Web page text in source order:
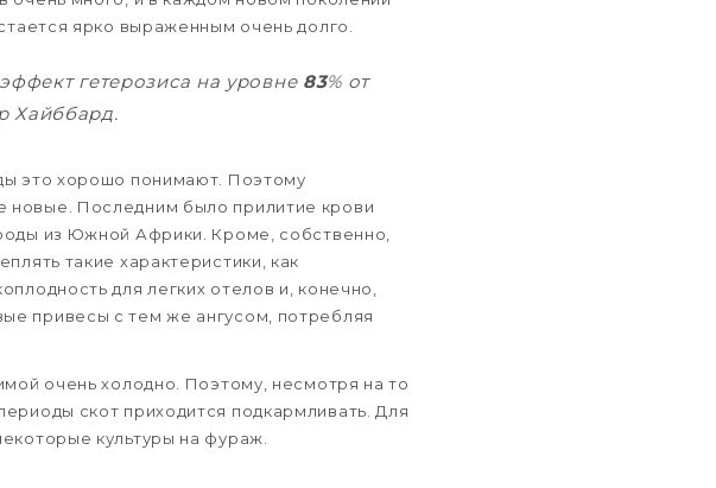
ярко выраженным очень долго.
гетерозиса на уровне 83% от
Хайббард.
это хорошо понимают. Поэтому
новые. Последним было прилитие крови
из Южной Африки. Кроме, собственно,
такие характеристики, как
для легких отелов и, конечно,
привесы с тем же ангусом, потребляя
очень холодно. Поэтому, несмотря на то
скот приходится подкармливать. Для
культуры на фураж.